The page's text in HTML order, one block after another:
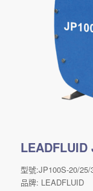
LEADFLUID
型號:JP100S-20/25/
品牌: LEADFLUID